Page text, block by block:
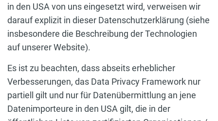
in den USA von uns eingesetzt wird, verweisen wir
darauf explizit in dieser Datenschutzerklärung (siehe
insbesondere die Beschreibung der Technologien
auf unserer Website).
Es ist zu beachten, dass abseits erheblicher
Verbesserungen, das Data Privacy Framework nur
partiell gilt und nur für Datenübermittlung an jene
Datenimporteure in den USA gilt, die in der